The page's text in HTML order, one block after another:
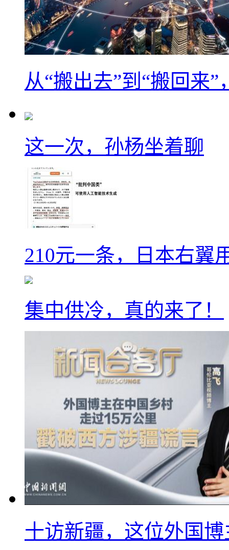
从“搬出去”到“搬回来
这一次，孙杨坐着聊
210元一条，日本右翼
集中供冷，真的来了！
十访新疆，这位外国